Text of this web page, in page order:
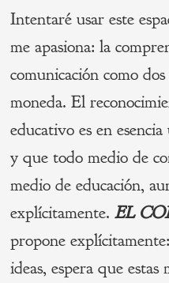
Intentaré usar este
me apasiona: la
comunicación como
moneda. El
educativo es en
y que todo medio de
medio de educación,
explícitamente.EL
propone
ideas, espera que